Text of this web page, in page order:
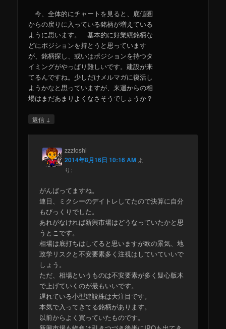
今、全体的にチャートを見ると、底値圏
からの戻りに入っている銘柄が増えている
ように思います。 基本的に好業績銘柄な
どにポジションを持とうと思っています
が、銘柄探し、或いはポジションを持つタ
イミングがやっぱり難しいです。建設が来
てるんですね。少しだけメルマガに復活し
ようかなと思っていますが、来週からの相
場はまだあまりよくなさそうでしょうか？
返信 ↓
zzztoshi
2014年8月16日 10:16 AM よ
り:
がんばってますね。
連日、ミクシーのデイトレしてたので決算に自分
もびっくりでした。
あれがなければ新興市場はどうなっていたかと思
うとこです。
相場は底打ちはしてると思いますが欧の景気、地
政学リスクと不安要素多く注視はしていていいで
しょう。
ただ、相場というものは不安要素が多く疑心版木
で上げていくのが最もいいです。
遅れている小型建設株は大注目です。
本気で入ってきてる銘柄があります。
以前からよく買っていたものです。